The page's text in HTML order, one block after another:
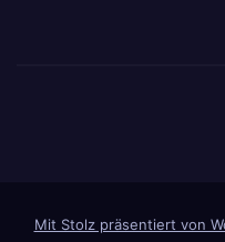
Mit Stolz präsentiert von